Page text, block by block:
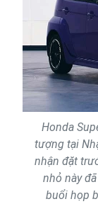
Honda
tượng tại
nhận đặt
nhỏ này
buổi họp